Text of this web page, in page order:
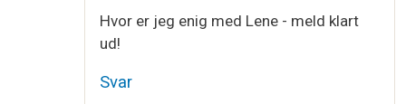
Hvor er jeg enig med Lene - meld klart
ud!
Svar